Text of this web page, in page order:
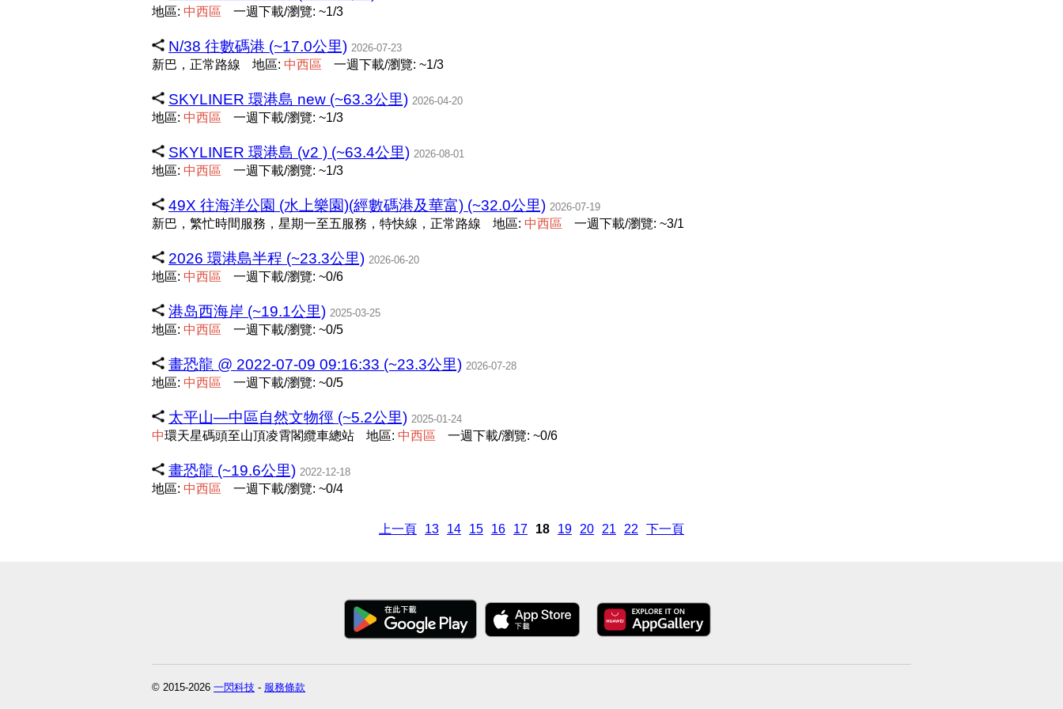
地區: 中西區 一週下載/瀏覽: ~1/3
N/38 往數碼港 (~17.0公里) 2026-07-23
新巴，正常路線 地區: 中西區 一週下載/瀏覽: ~1/3
SKYLINER 環港島 new (~63.3公里) 2026-04-20
地區: 中西區 一週下載/瀏覽: ~1/3
SKYLINER 環港島 (v2 ) (~63.4公里) 2026-08-01
地區: 中西區 一週下載/瀏覽: ~1/3
49X 往海洋公園 (水上樂園)(經數碼港及華富) (~32.0公里) 2026-07-19
新巴，繁忙時間服務，星期一至五服務，特快線，正常路線 地區: 中西區 一週下載/瀏覽: ~3/1
2026 環港島半程 (~23.3公里) 2026-06-20
地區: 中西區 一週下載/瀏覽: ~0/6
港岛西海岸 (~19.1公里) 2025-03-25
地區: 中西區 一週下載/瀏覽: ~0/5
畫恐龍 @ 2022-07-09 09:16:33 (~23.3公里) 2026-07-28
地區: 中西區 一週下載/瀏覽: ~0/5
太平山—中區自然文物徑 (~5.2公里) 2025-01-24
中環天星碼頭至山頂凌霄閣纜車總站 地區: 中西區 一週下載/瀏覽: ~0/6
畫恐龍 (~19.6公里) 2022-12-18
地區: 中西區 一週下載/瀏覽: ~0/4
上一頁 13 14 15 16 17 18 19 20 21 22 下一頁
© 2015-2026 一閃科技 - 服務條款